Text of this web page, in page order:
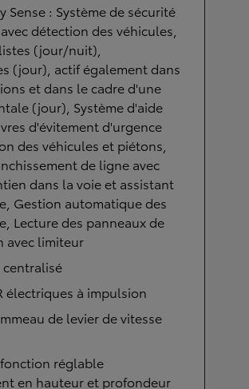
Sense : Système de sécurité
détection des véhicules,
(jour/nuit),
(jour), actif également dans
et dans le cadre d'une
(jour), Système d'aide
d'évitement d'urgence
des véhicules et piétons,
de ligne avec
dans la voie et assistant
Gestion automatique des
Lecture des panneaux de
avec limiteur
électriques à impulsion
de levier de vitesse
réglable
en hauteur et profondeur